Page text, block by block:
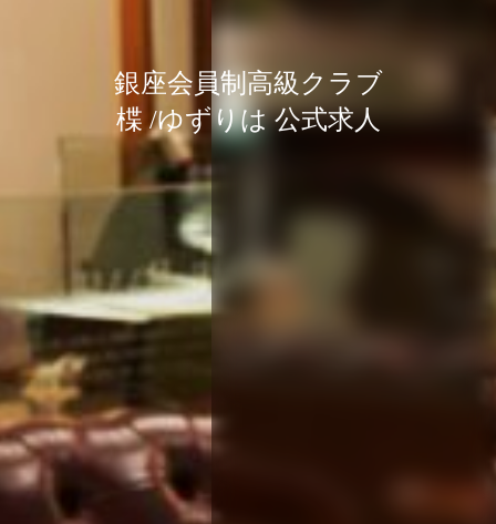
銀座会員制高級クラブ
楪 /ゆずりは 公式求人
銀座会員制高級クラブ
楪 /ゆずりは 公式求人
銀座会員制高級クラブ
楪 /ゆずりは 公式求人